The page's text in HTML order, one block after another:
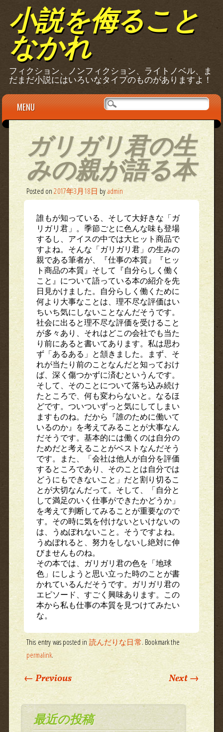
小説を侮ること
なかれ
フィクション、ノンフィクション、ライトノベル、ま
だまだ小説にはいろいなタイプのものがありますよ！
Main menu
Skip
content
MENU
ガリガリ君の生
みの親が語る本
Posted on2017年3月18日 byadmin
誰もが知っている、そして大好きな「ガ
リガリ君」。季節ごとに色んな味も登場
するし、アイスの中では大ヒット商品で
すよね。そんな「ガリガリ君」の生みの
親である筆者が、『仕事の本質』『ヒッ
ト商品の本質』そして『自分らしく働く
こと』について語っている本の紹介を先
日見かけました。自分らしく働くために
何より大事なことは、理不尽な評価はい
ちいち気にしないことなんだそうです。
社会に出ると理不尽な評価を受けること
が多々あり、それはどこの会社でも当た
り前にあると書いてあります。私は思わ
ず「あるある」と頷きました。まず、そ
れが当たり前のことなんだと知っておけ
ば、深く傷つかずに済むというんです。
そして、そのことについて落ち込み続け
たところで、何も変わらないと。なるほ
どです。ついついずっと気にしてしまい
ますものね。だから『誰のために働いて
いるのか』を考えてみることが大事なん
だそうです。基本的には働くのは自分の
ためだと考えることがベストなんだそう
です。また、「会社は他人が自分を評価
するところであり、そのことは自分では
どうにもできないこと」だと割り切るこ
とが大切なんだって。そして、「自分と
して満足のいく仕事ができたかどうか」
を考えて判断してみることが重要なので
す。その時に気を付けないといけないの
は、うぬぼれないこと。そうですよね。
うぬぼれると、努力をしないし絶対に伸
びませんものね。
その本では、ガリガリ君の色を「地球
色」にしようと思い立った時のことが書
かれているんだそうです。ガリガリ君の
エピソード、すごく興味あります。この
本から私も仕事の本質を見つけてみたい
な。
This entry was posted in読んだりな日常. Bookmark the
permalink.
Post navigation
←Previous Next→
最近の投稿